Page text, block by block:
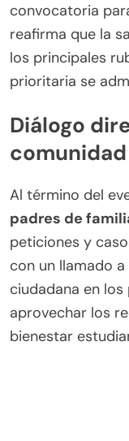
convocatoria
reafirma que la
los principales
prioritaria se
Diálogo
comunidad
Al término del
padres de
peticiones y
con un llamado
ciudadana en
aprovechar los
bienestar